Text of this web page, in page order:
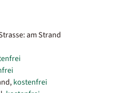
am Strand
kostenfrei